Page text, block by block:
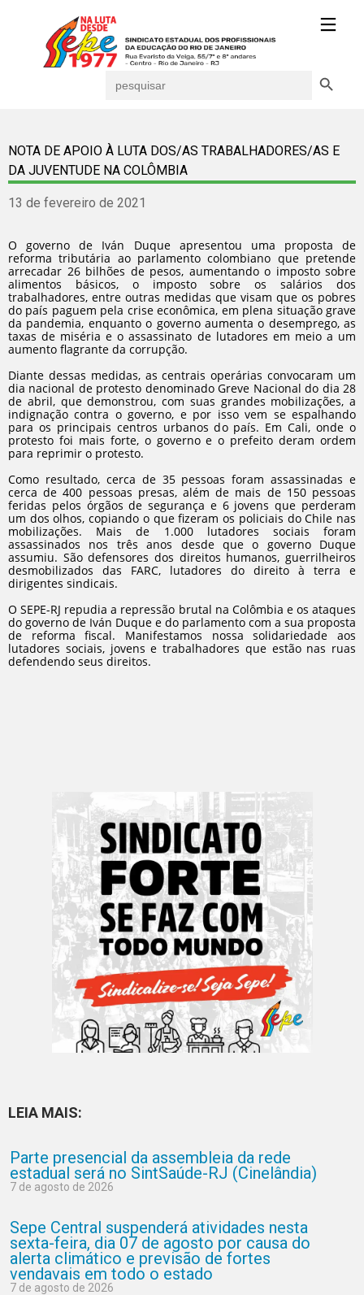
for:
NOTA DE APOIO À LUTA DOS/AS TRABALHADORES/AS E
DA JUVENTUDE NA COLÔMBIA
13 de fevereiro de 2021
O governo de Iván Duque apresentou uma proposta de
reforma tributária ao parlamento colombiano que pretende
arrecadar 26 bilhões de pesos, aumentando o imposto sobre
alimentos básicos, o imposto sobre os salários dos
trabalhadores, entre outras medidas que visam que os pobres
do país paguem pela crise econômica, em plena situação grave
da pandemia, enquanto o governo aumenta o desemprego, as
taxas de miséria e o assassinato de lutadores em meio a um
aumento flagrante da corrupção.
Diante dessas medidas, as centrais operárias convocaram um
dia nacional de protesto denominado Greve Nacional do dia 28
de abril, que demonstrou, com suas grandes mobilizações, a
indignação contra o governo, e por isso vem se espalhando
para os principais centros urbanos do país. Em Cali, onde o
protesto foi mais forte, o governo e o prefeito deram ordem
para reprimir o protesto.
Como resultado, cerca de 35 pessoas foram assassinadas e
cerca de 400 pessoas presas, além de mais de 150 pessoas
feridas pelos órgãos de segurança e 6 jovens que perderam
um dos olhos, copiando o que fizeram os policiais do Chile nas
mobilizações. Mais de 1.000 lutadores sociais foram
assassinados nos três anos desde que o governo Duque
assumiu. São defensores dos direitos humanos, guerrilheiros
desmobilizados das FARC, lutadores do direito à terra e
dirigentes sindicais.
O SEPE-RJ repudia a repressão brutal na Colômbia e os ataques
do governo de Iván Duque e do parlamento com a sua proposta
de reforma fiscal. Manifestamos nossa solidariedade aos
lutadores sociais, jovens e trabalhadores que estão nas ruas
defendendo seus direitos.
LEIA MAIS:
Parte presencial da assembleia da rede
estadual será no SintSaúde-RJ (Cinelândia)
7 de agosto de 2026
Sepe Central suspenderá atividades nesta
sexta-feira, dia 07 de agosto por causa do
alerta climático e previsão de fortes
vendavais em todo o estado
7 de agosto de 2026